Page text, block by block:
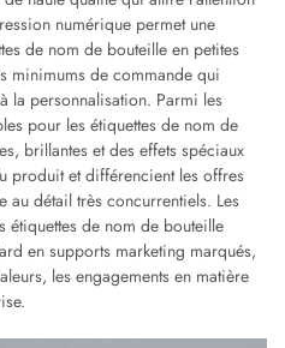
numérique permet une
de nom de bouteille en petites
minimums de commande qui
la personnalisation. Parmi les
pour les étiquettes de nom de
brillantes et des effets spéciaux
produit et différencient les offres
au détail très concurrentiels. Les
étiquettes de nom de bouteille
en supports marketing marqués,
les engagements en matière